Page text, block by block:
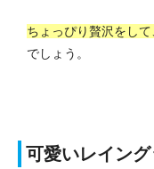
ちょっぴり贅沢をし
でしょう。
可愛いレイン